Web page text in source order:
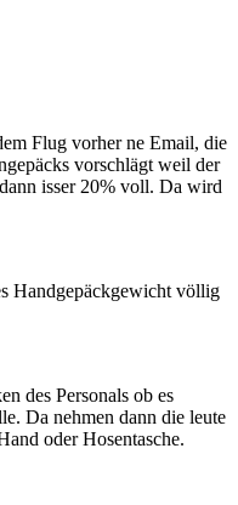
Flug vorher ne Email, die
vorschlägt weil der
isser 20% voll. Da wird
Handgepäckgewicht völlig
des Personals ob es
Da nehmen dann die leute
oder Hosentasche.